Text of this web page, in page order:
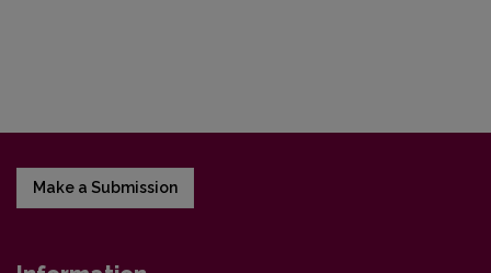
Make a Submission